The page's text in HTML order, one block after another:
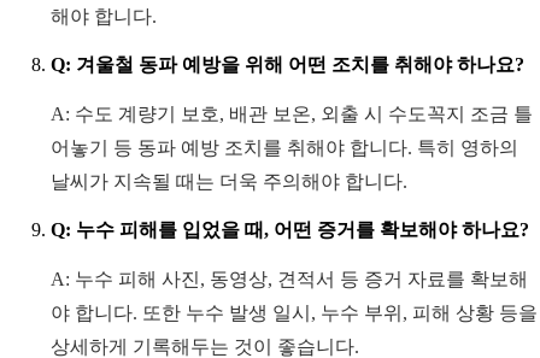
해야 합니다.
Q: 겨울철 동파 예방을 위해 어떤 조치를 취해야 하나요?
A: 수도 계량기 보호, 배관 보온, 외출 시 수도꼭지 조금 틀
어놓기 등 동파 예방 조치를 취해야 합니다. 특히 영하의
날씨가 지속될 때는 더욱 주의해야 합니다.
Q: 누수 피해를 입었을 때, 어떤 증거를 확보해야 하나요?
A: 누수 피해 사진, 동영상, 견적서 등 증거 자료를 확보해
야 합니다. 또한 누수 발생 일시, 누수 부위, 피해 상황 등을
상세하게 기록해두는 것이 좋습니다.